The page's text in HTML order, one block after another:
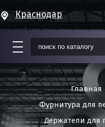
Краснодар
Главная
Фурнитура для
Держатели для